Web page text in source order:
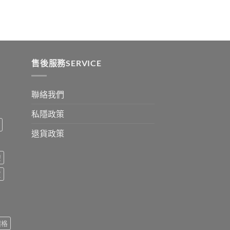
售後服務SERVICE
聯絡我們
私隱政策
退貨政策